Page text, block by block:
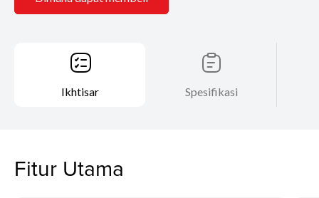
Ikhtisar Spesifikasi
Fitur Utama